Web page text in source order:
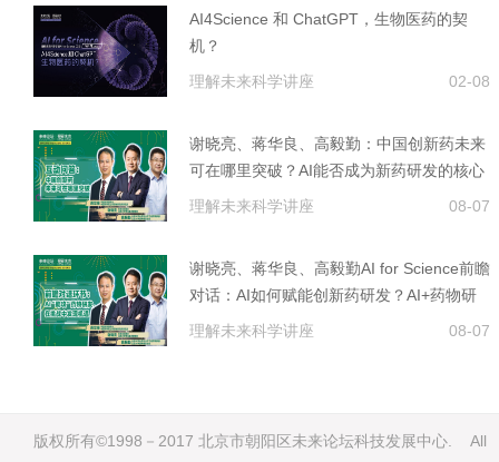
AI4Science 和 ChatGPT，生物医药的契
机？
理解未来科学讲座
02-08
谢晓亮、蒋华良、高毅勤：中国创新药未来
可在哪里突破？AI能否成为新药研发的核心
技术？
理解未来科学讲座 08-07
谢晓亮、蒋华良、高毅勤AI for Science前瞻
对话：AI如何赋能创新药研发？AI+药物研
发面临的机遇与挑战
理解未来科学讲座 08-07
版权所有©1998－2017 北京市朝阳区未来论坛科技发展中心. All